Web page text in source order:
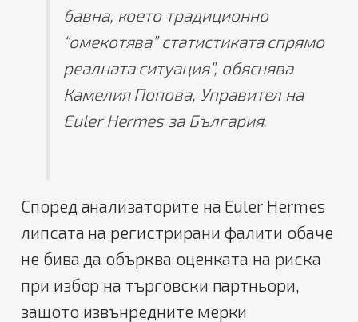
бавна, което традиционно
“омекотява” статистиката спрямо
реалната ситуация”, обяснява
Камелия Попова, Управител на
Euler Hermes за България.
Според анализаторите на Euler Hermes
липсата на регистрирани фалити обаче
не бива да обърква оценката на риска
при избор на търговски партньори,
защото извънредните мерки